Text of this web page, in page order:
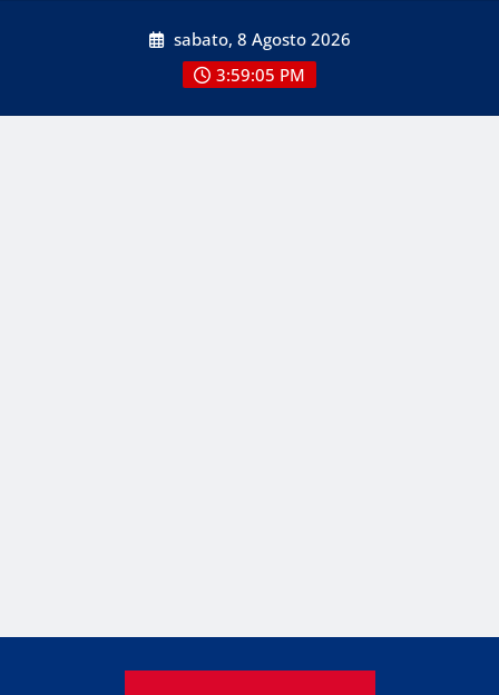
sabato, 8 Agosto 2026
3:59:07 PM